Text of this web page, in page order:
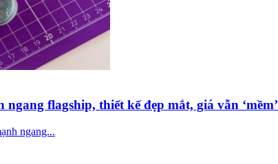
flagship, thiết kế đẹp mắt, giá vẫn ‘mềm’
ngang...